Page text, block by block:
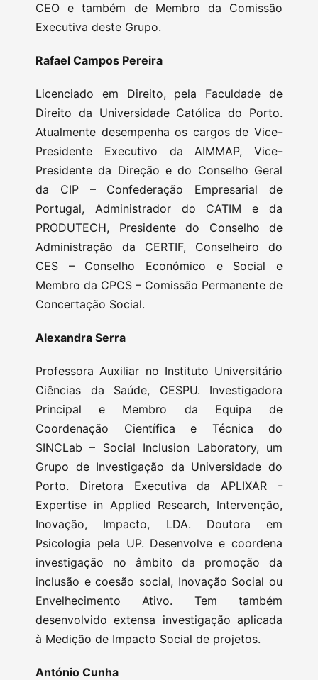
CEO e também de Membro da Comissão
Executiva deste Grupo.
Rafael Campos Pereira
Licenciado em Direito, pela Faculdade de
Direito da Universidade Católica do Porto.
Atualmente desempenha os cargos de Vice-
Presidente Executivo da AIMMAP, Vice-
Presidente da Direção e do Conselho Geral
da CIP – Confederação Empresarial de
Portugal, Administrador do CATIM e da
PRODUTECH, Presidente do Conselho de
Administração da CERTIF, Conselheiro do
CES – Conselho Económico e Social e
Membro da CPCS – Comissão Permanente de
Concertação Social.
Alexandra Serra
Professora Auxiliar no Instituto Universitário
Ciências da Saúde, CESPU. Investigadora
Principal e Membro da Equipa de
Coordenação Científica e Técnica do
SINCLab – Social Inclusion Laboratory, um
Grupo de Investigação da Universidade do
Porto. Diretora Executiva da APLIXAR -
Expertise in Applied Research, Intervenção,
Inovação, Impacto, LDA. Doutora em
Psicologia pela UP. Desenvolve e coordena
investigação no âmbito da promoção da
inclusão e coesão social, Inovação Social ou
Envelhecimento Ativo. Tem também
desenvolvido extensa investigação aplicada
à Medição de Impacto Social de projetos.
António Cunha